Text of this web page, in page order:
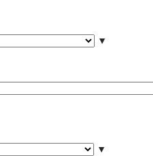
▼
▼